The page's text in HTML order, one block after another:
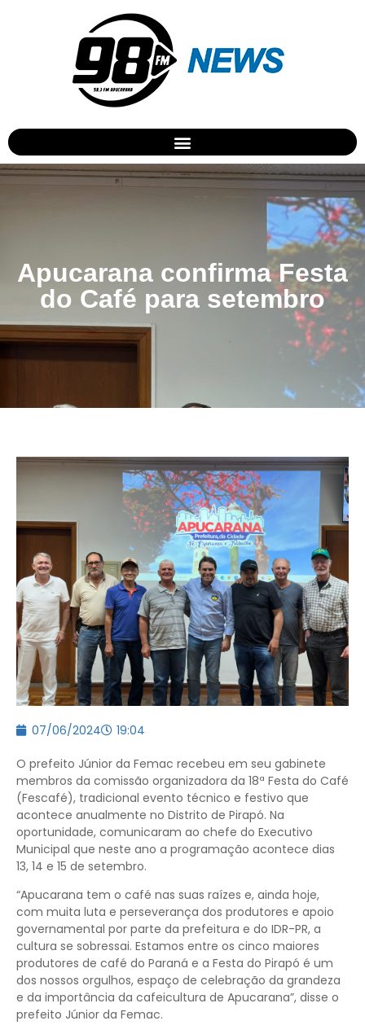
Apucarana confirma Festa
do Café para setembro
07/06/2024 19:04
O prefeito Júnior da Femac recebeu em seu gabinete
membros da comissão organizadora da 18ª Festa do Café
(Fescafé), tradicional evento técnico e festivo que
acontece anualmente no Distrito de Pirapó. Na
oportunidade, comunicaram ao chefe do Executivo
Municipal que neste ano a programação acontece dias
13, 14 e 15 de setembro.
“Apucarana tem o café nas suas raízes e, ainda hoje,
com muita luta e perseverança dos produtores e apoio
governamental por parte da prefeitura e do IDR-PR, a
cultura se sobressai. Estamos entre os cinco maiores
produtores de café do Paraná e a Festa do Pirapó é um
dos nossos orgulhos, espaço de celebração da grandeza
e da importância da cafeicultura de Apucarana”, disse o
prefeito Júnior da Femac.